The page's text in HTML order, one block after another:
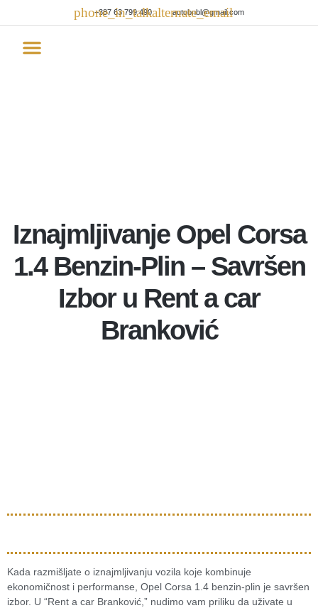
+387 63 799 490 autobnbl@gmail.com
Iznajmljivanje Opel Corsa
1.4 Benzin-Plin – Savršen
Izbor u Rent a car
Branković
Kada razmišljate o iznajmljivanju vozila koje kombinuje
ekonomičnost i performanse, Opel Corsa 1.4 benzin-plin je savršen
izbor. U “Rent a car Branković,” nudimo vam priliku da uživate u